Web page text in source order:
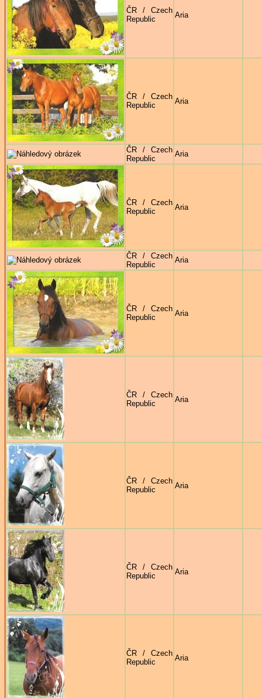
ČR / Czech
Republic
Aria
ČR / Czech
Republic
Aria
ČR / Czech
Republic
Aria
ČR / Czech
Republic
Aria
ČR / Czech
Republic
Aria
ČR / Czech
Republic
Aria
ČR / Czech
Republic
Aria
ČR / Czech
Republic
Aria
ČR / Czech
Republic
Aria
ČR / Czech
Republic
Aria